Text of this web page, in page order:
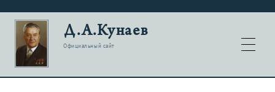
Д.А.Кунаев
Официальный сайт